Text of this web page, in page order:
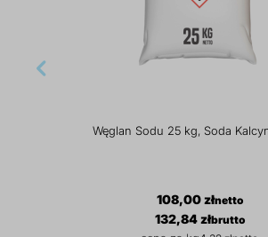
Węglan Sodu 25 kg, Soda
132,84 zł
108,00 zł